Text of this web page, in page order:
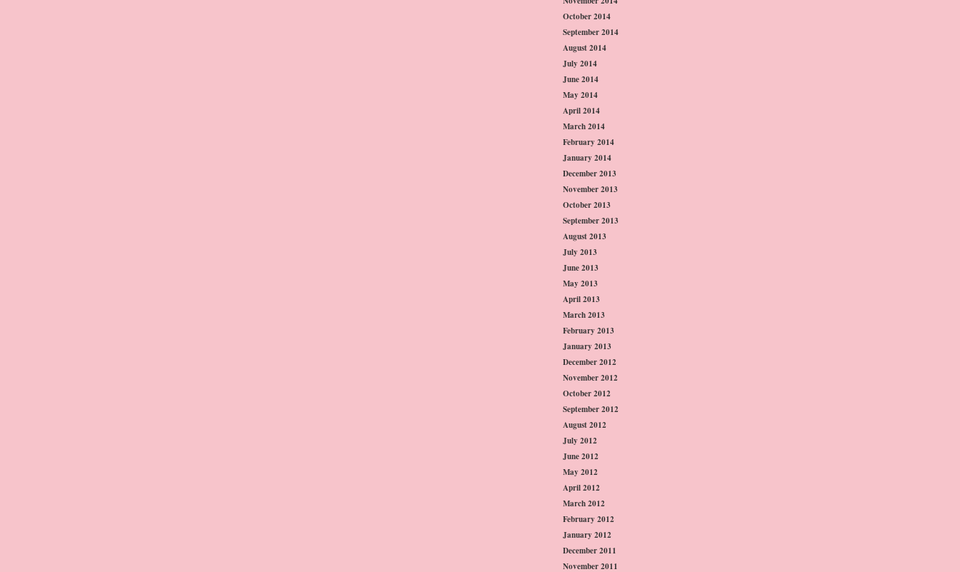
October 2014
September 2014
August 2014
July 2014
June 2014
May 2014
April 2014
March 2014
February 2014
January 2014
December 2013
November 2013
October 2013
September 2013
August 2013
July 2013
June 2013
May 2013
April 2013
March 2013
February 2013
January 2013
December 2012
November 2012
October 2012
September 2012
August 2012
July 2012
June 2012
May 2012
April 2012
March 2012
February 2012
January 2012
December 2011
November 2011